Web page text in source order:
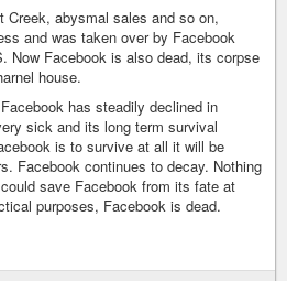
Creek, abysmal sales and so on,
and was taken over by Facebook
Now Facebook is also dead, its corpse
house.
has steadily declined in
sick and its long term survival
is to survive at all it will be
Facebook continues to decay. Nothing
save Facebook from its fate at
purposes, Facebook is dead.